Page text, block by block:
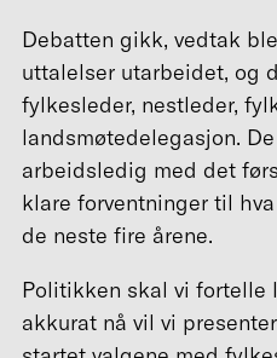
Debatten gikk, vedtak
uttalelser utarbeidet, og
fylkesleder, nestleder,
landsmøtedelegasjon.
arbeidsledig med det
klare forventninger til
de neste fire årene.
Politikken skal vi fortelle
akkurat nå vil vi